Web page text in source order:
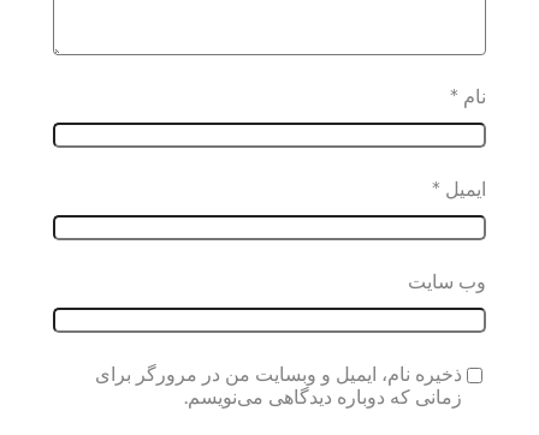
نام *
ایمیل *
وب‌ سایت
ذخیره نام، ایمیل و وبسایت من در مرورگر برای
زمانی که دوباره دیدگاهی می‌نویسم.